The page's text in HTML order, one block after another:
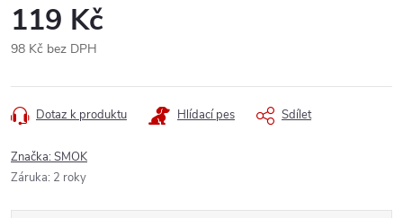
119 Kč
98 Kč bez DPH
cena:
Dotaz k produktu Hlídací pes Sdílet
Značka:SMOK
Záruka: 2 roky